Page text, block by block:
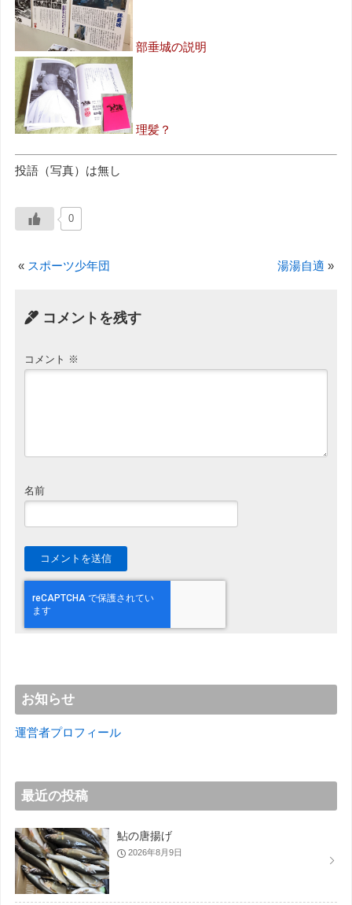
部垂城の説明
理髪？
投語（写真）は無し
0
« スポーツ少年団 湯湯自適 »
コメントを残す
コメント ※
名前
お知らせ
運営者プロフィール
最近の投稿
鮎の唐揚げ
2026年8月9日